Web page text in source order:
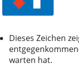
Dieses Zeichen
warten hat.